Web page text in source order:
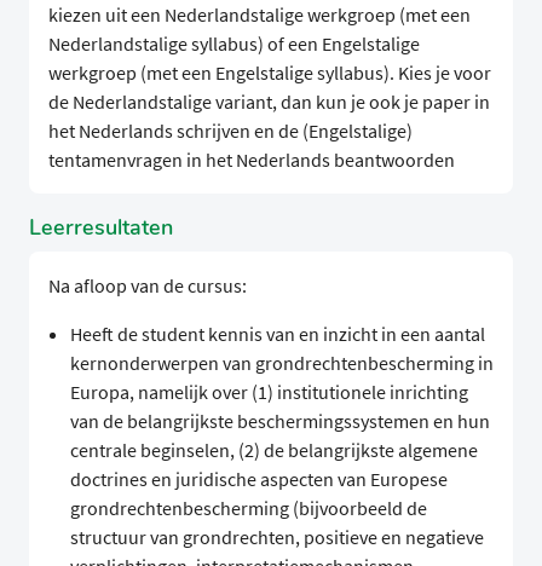
kiezen uit een Nederlandstalige werkgroep (met een
Nederlandstalige syllabus) of een Engelstalige
werkgroep (met een Engelstalige syllabus). Kies je voor
de Nederlandstalige variant, dan kun je ook je paper in
het Nederlands schrijven en de (Engelstalige)
tentamenvragen in het Nederlands beantwoorden
Leerresultaten
Na afloop van de cursus:
Heeft de student kennis van en inzicht in een aantal
kernonderwerpen van grondrechtenbescherming in
Europa, namelijk over (1) institutionele inrichting
van de belangrijkste beschermingssystemen en hun
centrale beginselen, (2) de belangrijkste algemene
doctrines en juridische aspecten van Europese
grondrechtenbescherming (bijvoorbeeld de
structuur van grondrechten, positieve en negatieve